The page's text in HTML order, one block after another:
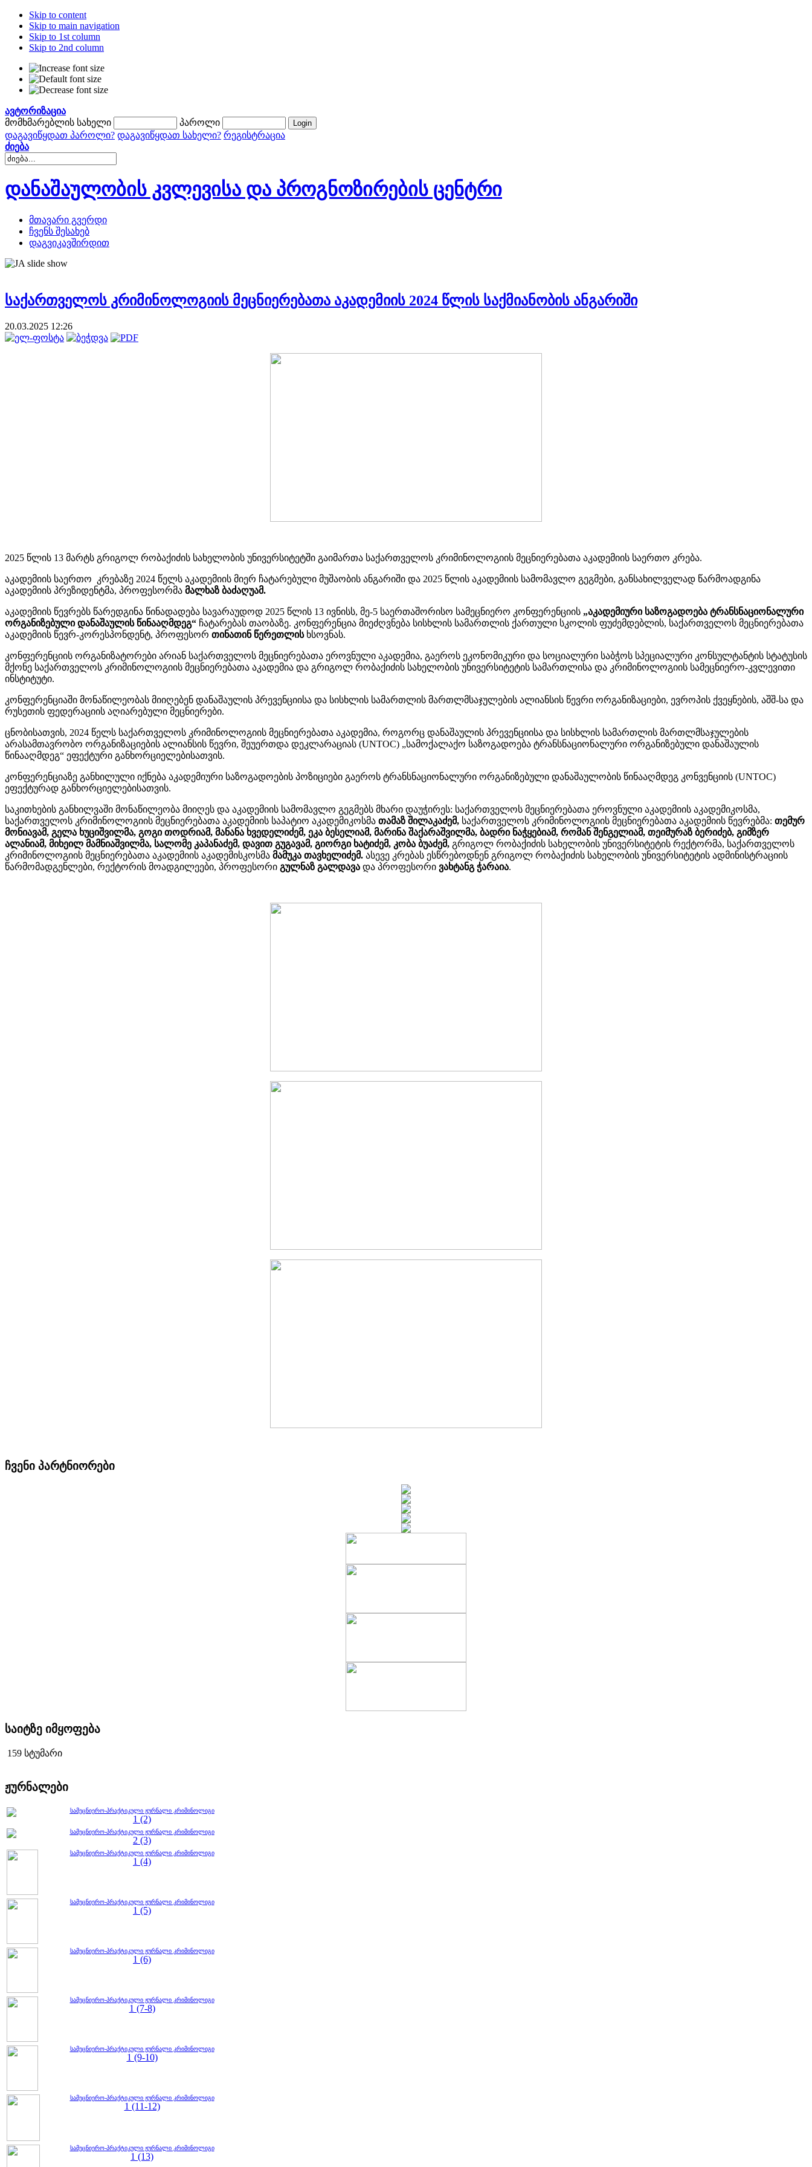
Skip to content
Skip to main navigation
Skip to 1st column
Skip to 2nd column
ავტორიზაცია
მომხმარებლის სახელი
პაროლი
დაგავიწყდათ პაროლი? დაგავიწყდათ სახელი? რეგისტრაცია
ძიება
დანაშაულობის კვლევისა და პროგნოზირების ცენტრი
მთავარი გვერდი
ჩვენს შესახებ
დაგვიკავშირდით
საქართველოს კრიმინოლოგიის მეცნიერებათა აკადემიის 2024 წლის საქმიანობის ანგარიში
20.03.2025 12:26
2025 წლის 13 მარტს გრიგოლ რობაქიძის სახელობის უნივერსიტეტში გაიმართა საქართველოს კრიმინოლოგიის მეცნიერებათა აკადემიის საერთო კრება.
აკადემიის საერთო კრებაზე 2024 წელს აკადემიის მიერ ჩატარებული მუშაობის ანგარიში და 2025 წლის აკადემიის სამომავლო გეგმები, განსახილველად წარმოადგინა
აკადემიის პრეზიდენტმა, პროფესორმა მალხაზ ბაძაღუამ.
აკადემიის წევრებს წარედგინა წინადადება სავარაუდოდ 2025 წლის 13 ივნისს, მე-5 საერთაშორისო სამეცნიერო კონფერენციის „აკადემიური საზოგადოება ტრანსნაციონალური
ორგანიზებული დანაშაულის წინააღმდეგ“ ჩატარებას თაობაზე. კონფერენცია მიეძღვნება სისხლის სამართლის ქართული სკოლის ფუძემდებლის, საქართველოს მეცნიერებათა
აკადემიის წევრ-კორესპონდენტ, პროფესორ თინათინ წერეთლისხსოვნას.
კონფერენციის ორგანიზატორები არიან საქართველოს მეცნიერებათა ეროვნული აკადემია, გაეროს ეკონომიკური და სოციალური საბჭოს სპეციალური კონსულტანტის სტატუსის
მქონე საქართველოს კრიმინოლოგიის მეცნიერებათა აკადემია და გრიგოლ რობაქიძის სახელობის უნივერსიტეტის სამართლისა და კრიმინოლოგიის სამეცნიერო-კვლევითი
ინსტიტუტი.
კონფერენციაში მონაწილეობას მიიღებენ დანაშაულის პრევენციისა და სისხლის სამართლის მართლმსაჯულების ალიანსის წევრი ორგანიზაციები, ევროპის ქვეყნების, აშშ-სა და
რუსეთის ფედერაციის აღიარებული მეცნიერები.
ცნობისათვის, 2024 წელს საქართველოს კრიმინოლოგიის მეცნიერებათა აკადემია, როგორც დანაშაულის პრევენციისა და სისხლის სამართლის მართლმსაჯულების
არასამთავრობო ორგანიზაციების ალიანსის წევრი, შეუერთდა დეკლარაციას (UNTOC) „სამოქალაქო საზოგადოება ტრანსნაციონალური ორგანიზებული დანაშაულის
წინააღმდეგ“ ეფექტური განხორციელებისათვის.
კონფერენციაზე განხილული იქნება აკადემიური საზოგადოების პოზიციები გაეროს ტრანსნაციონალური ორგანიზებული დანაშაულობის წინააღმდეგ კონვენციის (UNTOC)
ეფექტურად განხორციელებისათვის.
საკითხების განხილვაში მონაწილეობა მიიღეს და აკადემიის სამომავლო გეგმებს მხარი დაუჭირეს: საქართველოს მეცნიერებათა ეროვნული აკადემიის აკადემიკოსმა,
საქართველოს კრიმინოლოგიის მეცნიერებათა აკადემიის საპატიო აკადემიკოსმა თამაზ შილაკაძემ, საქართველოს კრიმინოლოგიის მეცნიერებათა აკადემიის წევრებმა: თემურ
მონიავამ, გელა ხუციშვილმა, გოგი თოდრიამ, მანანა ხვედელიძემ, ეკა ბესელიამ, მარინა შაქარაშვილმა, ბადრი ნაჭყებიამ, რომან შენგელიამ, თეიმურაზ ბერიძებ, გიმზერ
ალანიამ, მიხეილ მამნიაშვილმა, სალომე კაპანაძემ, დავით გუგავამ, გიორგი ხატიძემ, კობა ბუაძემ, გრიგოლ რობაქიძის სახელობის უნივერსიტეტის რექტორმა, საქართველოს
კრიმინოლოგიის მეცნიერებათა აკადემიის აკადემისკოსმა მამუკა თავხელიძემ. ასევე კრებას ესწრებოდნენ გრიგოლ რობაქიძის სახელობის უნივერსიტეტის ადმინისტრაციის
წარმომადგენლები, რექტორის მოადგილეები, პროფესორი გულნაზ გალდავა და პროფესორი ვახტანგ ჭარაია.
ჩვენი პარტნიორები
საიტზე იმყოფება
159 სტუმარი
ჟურნალები
სამეცნიერო-პრაქტიკული ჟურნალი კრიმინოლიგი
1 (2)
სამეცნიერო-პრაქტიკული ჟურნალი კრიმინოლიგი
2 (3)
სამეცნიერო-პრაქტიკული ჟურნალი კრიმინოლიგი
1 (4)
სამეცნიერო-პრაქტიკული ჟურნალი კრიმინოლიგი
1 (5)
სამეცნიერო-პრაქტიკული ჟურნალი კრიმინოლიგი
1 (6)
სამეცნიერო-პრაქტიკული ჟურნალი კრიმინოლიგი
1 (7-8)
სამეცნიერო-პრაქტიკული ჟურნალი კრიმინოლიგი
1 (9-10)
სამეცნიერო-პრაქტიკული ჟურნალი კრიმინოლიგი
1 (11-12)
სამეცნიერო-პრაქტიკული ჟურნალი კრიმინოლიგი
1 (13)